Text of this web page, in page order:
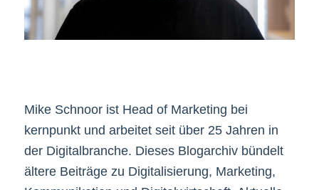
Mike Schnoor ist Head of Marketing bei
kernpunkt und arbeitet seit über 25 Jahren in
der Digitalbranche. Dieses Blogarchiv bündelt
ältere Beiträge zu Digitalisierung, Marketing,